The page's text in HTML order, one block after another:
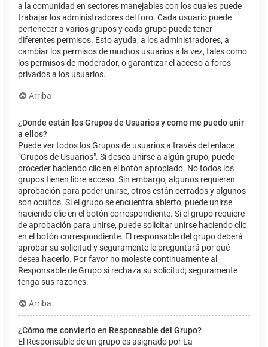
a la comunidad en sectores manejables con los cuales puede
trabajar los administradores del foro. Cada usuario puede
pertenecer a varios grupos y cada grupo puede tener
diferentes permisos. Esto ayuda, a los administradores, a
cambiar los permisos de muchos usuarios a la vez, tales como
los permisos de moderador, o garantizar el acceso a foros
privados a los usuarios.
Arriba
¿Donde están los Grupos de Usuarios y como me puedo unir
a ellos?
Puede ver todos los Grupos de usuarios a través del enlace
"Grupos de Usuarios". Si desea unirse a algún grupo, puede
proceder haciendo clic en el botón apropiado. No todos los
grupos tienen libre acceso. Sin embargo, algunos requieren
aprobación para poder unirse, otros están cerrados y algunos
son ocultos. Si el grupo se encuentra abierto, puede unirse
haciendo clic en el botón correspondiente. Si el grupo requiere
de aprobación para unirse, puede solicitar unirse haciendo clic
en el botón correspondiente. El responsable del grupo deberá
aprobar su solicitud y seguramente le preguntará por qué
desea hacerlo. Por favor no moleste continuamente al
Responsable de Grupo si rechaza su solicitud; seguramente
tenga sus razones.
Arriba
¿Cómo me convierto en Responsable del Grupo?
El Responsable de un grupo es asignado por La